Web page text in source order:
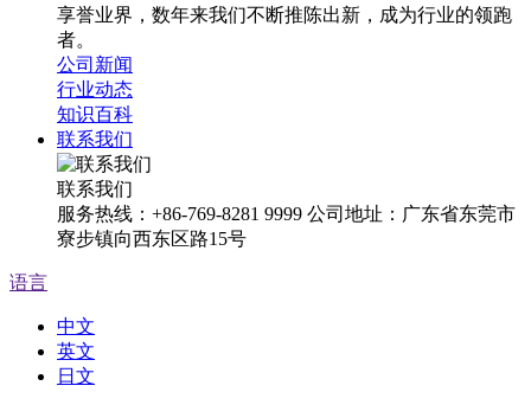
享誉业界，数年来我们不断推陈出新，成为行业的领跑
者。
公司新闻
行业动态
知识百科
联系我们
联系我们
服务热线：+86-769-8281 9999 公司地址：广东省东莞市
寮步镇向西东区路15号
语言
中文
英文
日文